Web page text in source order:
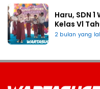
Haru, SDN
Kelas Vl
2 bulan yang